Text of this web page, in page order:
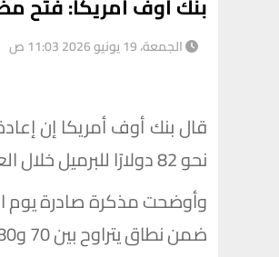
الجمعة، 19 يونيو 2026 11:03 ص
قال بنك أوف أمريكا إن
نحو 82 دولارًا للبرميل خلال العام الجاري، مقارنة بتقديرات سابقة أشارت إلى 93 دولارًا للبرميل.
وأوضحت مذكرة صادرة يوم
ضمن نطاق يتراوح بين 70 و80 دولارًا لمعظم النصف الثاني من العام.